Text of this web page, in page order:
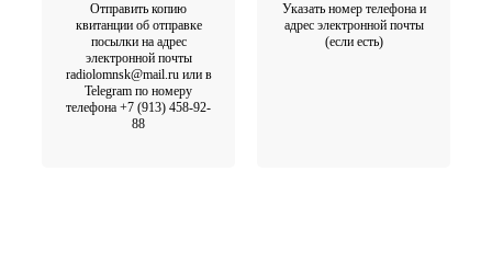
Отправить копию
квитанции об отправке
посылки на адрес
электронной почты
radiolomnsk@mail.ru или в
Telegram по номеру
телефона +7 (913) 458-92-
88
Указать номер телефона и
адрес электронной почты
(если есть)